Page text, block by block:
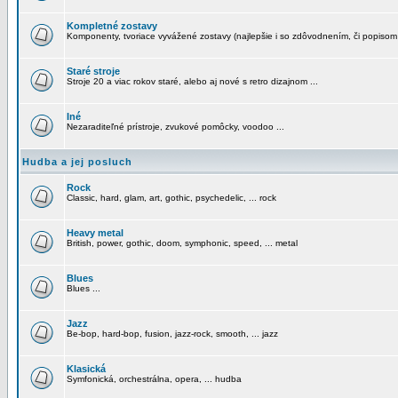
Kompletné zostavy
Komponenty, tvoriace vyvážené zostavy (najlepšie i so zdôvodnením, či
Staré stroje
Stroje 20 a viac rokov staré, alebo aj nové s retro dizajnom ...
Iné
Nezaraditeľné prístroje, zvukové pomôcky, voodoo ...
Hudba a jej posluch
Rock
Classic, hard, glam, art, gothic, psychedelic, ... rock
Heavy metal
British, power, gothic, doom, symphonic, speed, ... metal
Blues
Blues ...
Jazz
Be-bop, hard-bop, fusion, jazz-rock, smooth, ... jazz
Klasická
Symfonická, orchestrálna, opera, ... hudba